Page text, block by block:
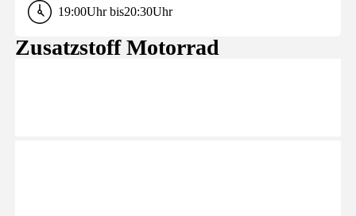
19:00Uhr bis20:30Uhr
Zusatzstoff Motorrad